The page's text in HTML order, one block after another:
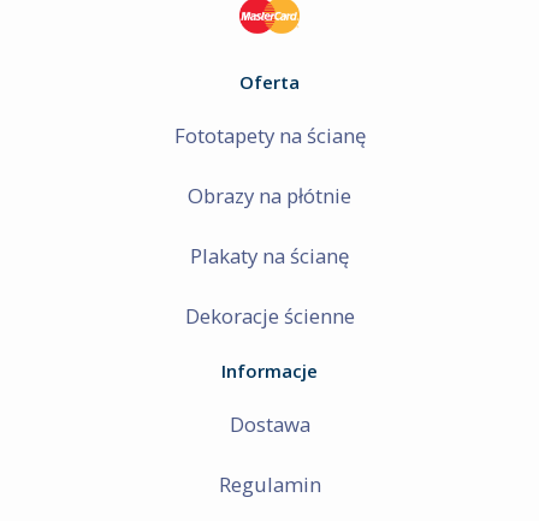
Oferta
Fototapety na ścianę
Obrazy na płótnie
Plakaty na ścianę
Dekoracje ścienne
Informacje
Dostawa
Regulamin